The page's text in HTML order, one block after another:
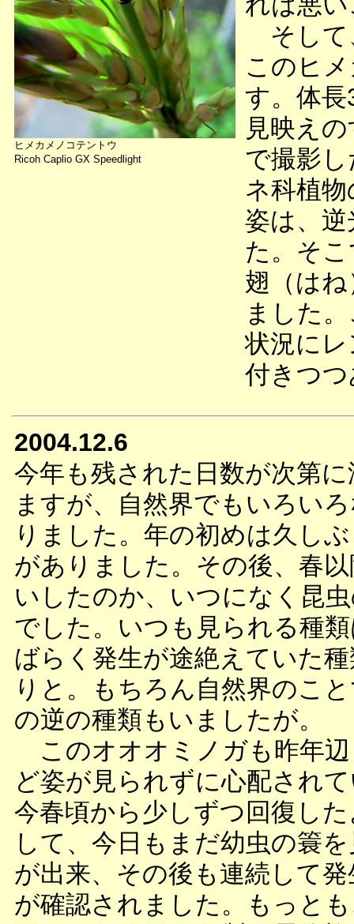
ヒメカメノコテントウ
Ricoh Caplio GX Speedlight
そして
このヒ
す。体
見映え
で撮影
ネ科植
姿は、
た。そ
翅（は
ました
状況に
付きつ
2004.12.6
今年も残された日数が次第
ますが、自然界でもいろい
りました。年の初めは久し
がありました。その後、春
いしたのか、いつになく昆
でした。いつも見られる種
ばらく発生が途絶えていた
りと。もちろん自然界のこ
の逆の種類もいましたが。
このオオオミノガも昨年
ど姿が見られずに心配され
今春頃から少しずつ回復し
して、今日もまだ幼虫の簑
が出来、その後も連続して
が確認されました。もっと